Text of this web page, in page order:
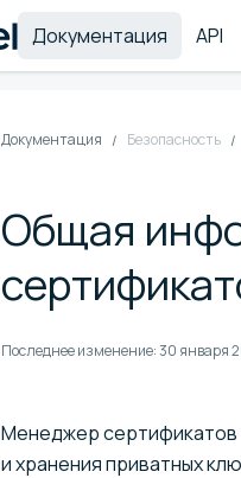
Документация API
Документация Безопасность
Общая
Последнее изменение:30 января
Менеджер сертификатов
и хранения приватных